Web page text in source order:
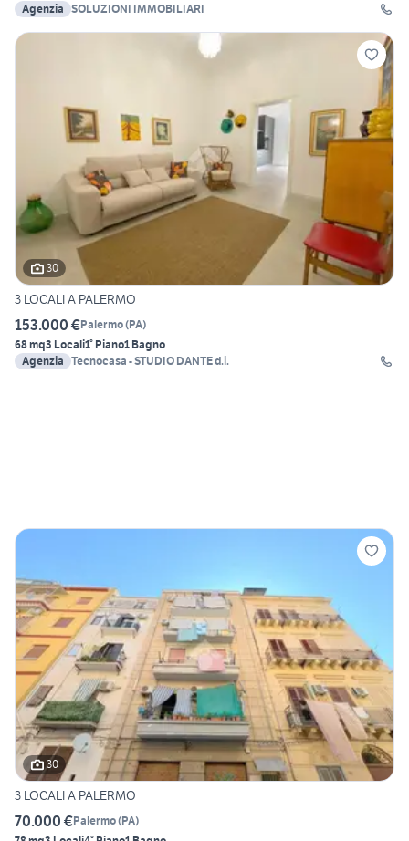
Agenzia SOLUZIONI IMMOBILIARI
30
3 LOCALI A PALERMO
153.000 €Palermo(PA)
68 mq3 Locali1° Piano1 Bagno
Agenzia Tecnocasa - STUDIO DANTE d.i.
30
3 LOCALI A PALERMO
70.000 €Palermo(PA)